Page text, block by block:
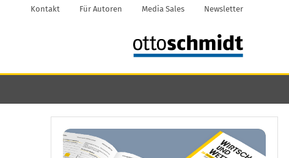
Kontakt Für Autoren Media Sales Newsletter